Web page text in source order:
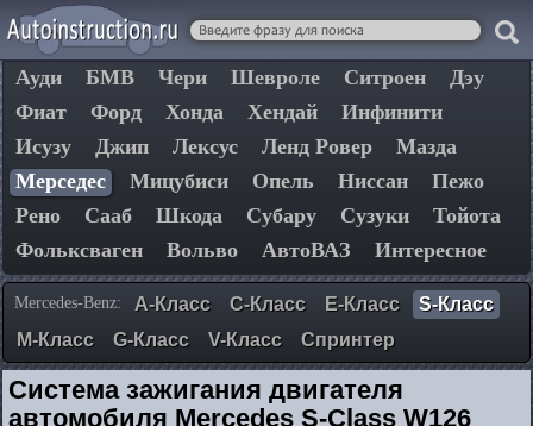
Ауди БМВ Чери Шевроле Ситроен
Дэу
Фиат
Форд Хонда Хендай
Инфинити
Исузу
Джип Лексус Ленд Ровер
Мазда
Мерседес
Мицубиси Опель Ниссан
Пежо
Рено
Сааб Шкода Субару Сузуки
Тойота
Фольксваген
Вольво АвтоВАЗ Интересное
Mercedes-Benz: A-Класс C-Класс E-Класс
S-Класс
М-Класс
G-Класс V-Класс Спринтер
Система зажигания двигателя
автомобиля Mercedes S-Class W126